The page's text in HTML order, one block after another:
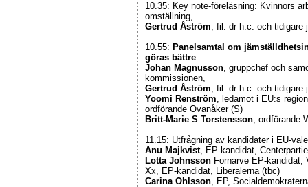
10.35: Key note-föreläsning: Kvinnors
omställning,
Gertrud Åström, fil. dr h.c. och tidigare
10.55: Panelsamtal om
göras bättre:
Johan Magnusson, gruppchef och
kommissionen,
Gertrud Åström, fil. dr h.c. och tidigare
Yoomi Renström, ledamot i EU:s
ordförande Ovanåker (S)
Britt-Marie S Torstensson, ordförande
11.15: Utfrågning av kandidater i EU-
Anu Majkvist, EP-kandidat,
Lotta Johnsson Fornarve EP-
Xx, EP-kandidat, Liberalerna (tbc)
Carina Ohlsson, EP,